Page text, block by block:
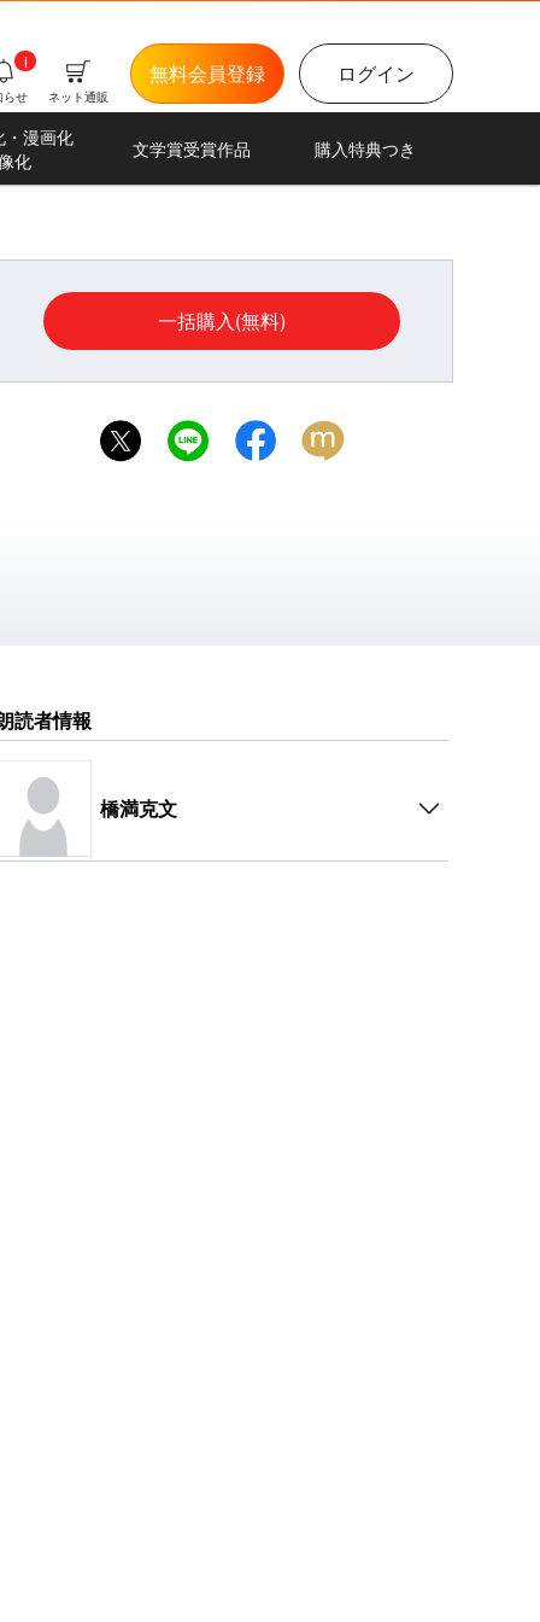
ログイン
無料会員登録
ネット通販
らせ
i
・漫画化
化
文学賞受賞作品 購入特典つき
一括購入(無料)
読者情報
橋満克文